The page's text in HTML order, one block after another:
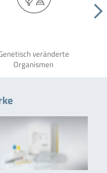
veränderte
Organismen